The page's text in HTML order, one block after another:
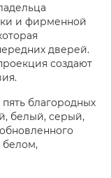
и фирменной
дверей.
создают
благородных
белый, серый,
белом,